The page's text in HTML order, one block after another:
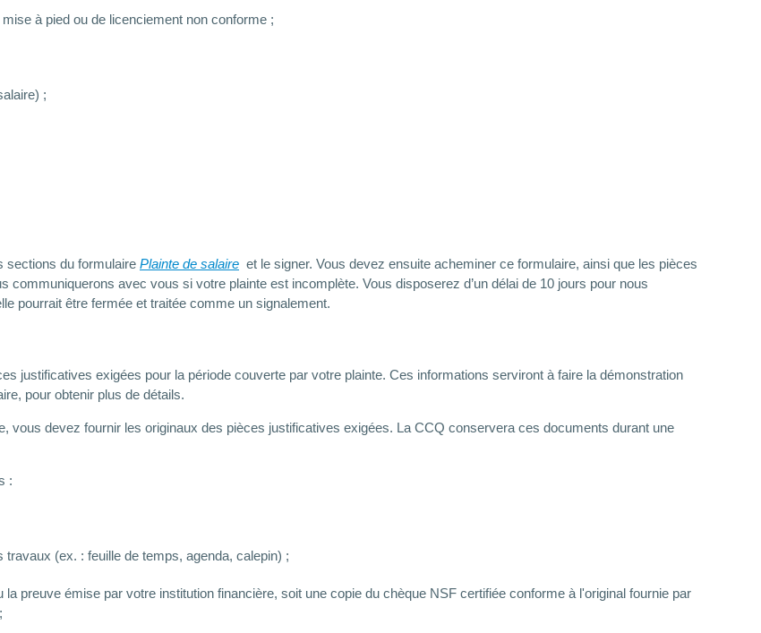
à pied ou de licenciement non conforme ;
;
sections du formulaire Plainte de salaire et le signer. Vous devez ensuite acheminer ce formulaire, ainsi que les pièces
communiquerons avec vous si votre plainte est incomplète. Vous disposerez d’un délai de 10 jours pour nous
pourrait être fermée et traitée comme un signalement.
justificatives exigées pour la période couverte par votre plainte. Ces informations serviront à faire la démonstration
pour obtenir plus de détails.
vous devez fournir les originaux des pièces justificatives exigées. La CCQ conservera ces documents durant une
:
(ex. : feuille de temps, agenda, calepin) ;
preuve émise par votre institution financière, soit une copie du chèque NSF certifiée conforme à l'original fournie par